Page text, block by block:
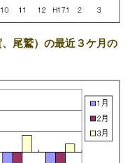
尾鷲）の最近３ケ月の